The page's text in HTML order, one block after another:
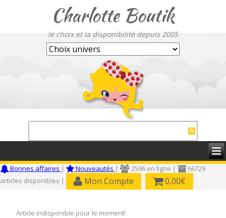
Charlotte Boutik
le choix et la disponibilité depuis 2005
Bonnes affaires | Nouveautés | 2596 en ligne |
66729
articles disponibles |
Mon Compte 0,00€
Article indisponible pour le moment!